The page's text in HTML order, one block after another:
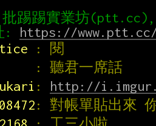
: https://www.ptt.cc/
: 閱
: 聽君一席話
: http://
: 對帳單貼出來